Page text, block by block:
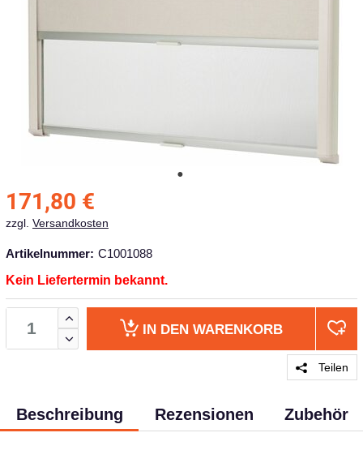
171,80 €
zzgl. Versandkosten
Artikelnummer: C1001088
Kein Liefertermin bekannt.
IN DEN WARENKORB
Teilen
Beschreibung Rezensionen Zubehör